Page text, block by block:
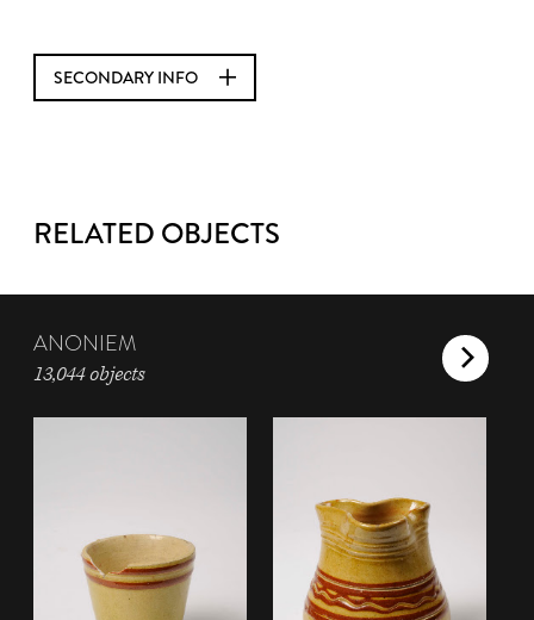
SECONDARY INFO
RELATED OBJECTS
ANONIEM
13,044 objects